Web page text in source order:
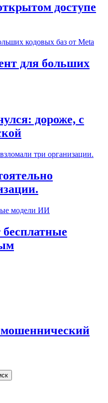
доступе
для больших
дороже, с